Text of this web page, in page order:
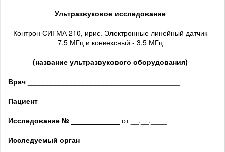
Ультразвуковое исследование
Контрон СИГМА 210, ирис. Электронные линейный датчик
7,5 МГц и конвексный - 3,5 МГц
(название ультразвукового оборудования)
Врач
Пациент
Исследование № ____________ от __.__.____
Исследуемый орган